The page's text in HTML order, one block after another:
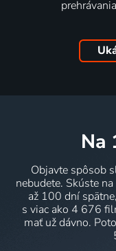
Objavte spôsob
nebudete. Skúste
až 100 dní
s viac ako 4 676
mať už dávno.